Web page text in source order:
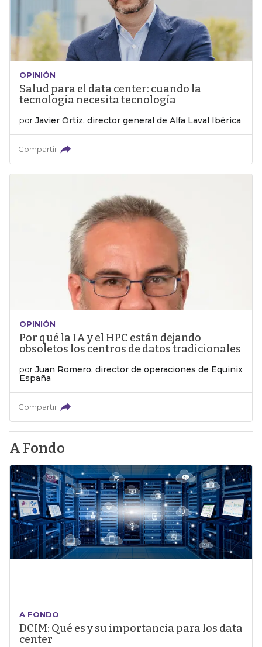
OPINIÓN
Salud para el data center: cuando la
tecnología necesita tecnología
por Javier Ortiz, director general de Alfa Laval Ibérica
Compartir
OPINIÓN
Por qué la IA y el HPC están dejando
obsoletos los centros de datos tradicionales
por Juan Romero, director de operaciones de Equinix
España
Compartir
A Fondo
A FONDO
DCIM: Qué es y su importancia para los data
center